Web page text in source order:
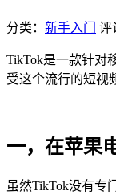
分类： 新手入门 评
TikTok是一款针对
受这个流行的短视
一，在苹果
虽然TikTok没有专